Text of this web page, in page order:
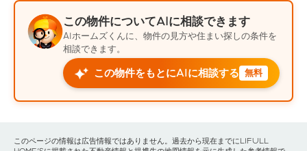
この物件についてAIに相談できます
AIホームズくんに、物件の見方や住まい探しの条件を
相談できます。
この物件をもとにAIに相談する 無料
このページの情報は広告情報ではありません。過去から現在までにLIFULL